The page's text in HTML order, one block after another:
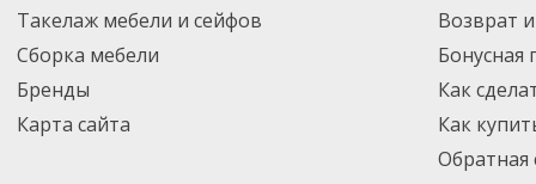
Такелаж мебели и сейфов
Сборка мебели
Бренды
Карта сайта
Возврат
Бонусная
Как
Как
Обратная